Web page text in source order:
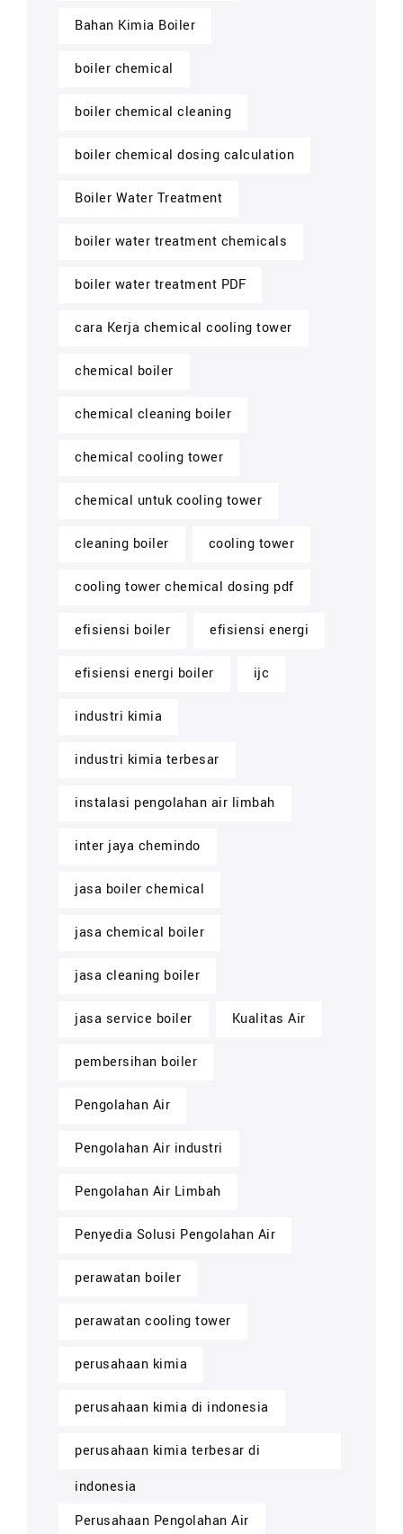
Bahan Kimia Boiler
boiler chemical
boiler chemical cleaning
boiler chemical dosing calculation
Boiler Water Treatment
boiler water treatment chemicals
boiler water treatment PDF
cara Kerja chemical cooling tower
chemical boiler
chemical cleaning boiler
chemical cooling tower
chemical untuk cooling tower
cleaning boiler cooling tower
cooling tower chemical dosing pdf
efisiensi boiler efisiensi energi
efisiensi energi boiler ijc
industri kimia
industri kimia terbesar
instalasi pengolahan air limbah
inter jaya chemindo
jasa boiler chemical
jasa chemical boiler
jasa cleaning boiler
jasa service boiler Kualitas Air
pembersihan boiler
Pengolahan Air
Pengolahan Air industri
Pengolahan Air Limbah
Penyedia Solusi Pengolahan Air
perawatan boiler
perawatan cooling tower
perusahaan kimia
perusahaan kimia di indonesia
perusahaan kimia terbesar di
indonesia
Perusahaan Pengolahan Air